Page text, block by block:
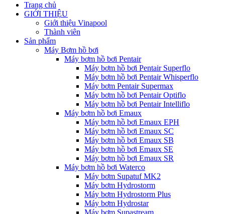
Trang chủ
GIỚI THIỆU
Giới thiệu Vinapool
Thành viên
Sản phẩm
Máy Bơm hồ bơi
Máy bơm hồ bơi Pentair
Máy bơm hồ bơi Pentair Superflo
Máy bơm hồ bơi Pentair Whisperflo
Máy bơm Pentair Supermax
Máy bơm hồ bơi Pentair Optiflo
Máy bơm hồ bơi Pentair Intelliflo
Máy bơm hồ bơi Emaux
Máy bơm hồ bơi Emaux EPH
Máy bơm hồ bơi Emaux SC
Máy bơm hồ bơi Emaux SB
Máy bơm hồ bơi Emaux SE
Máy bơm hồ bơi Emaux SR
Máy bơm hồ bơi Waterco
Máy bơm Supatuf MK2
Máy bơm Hydrostorm
Máy bơm Hydrostorm Plus
Máy bơm Hydrostar
Máy bơm Supastream